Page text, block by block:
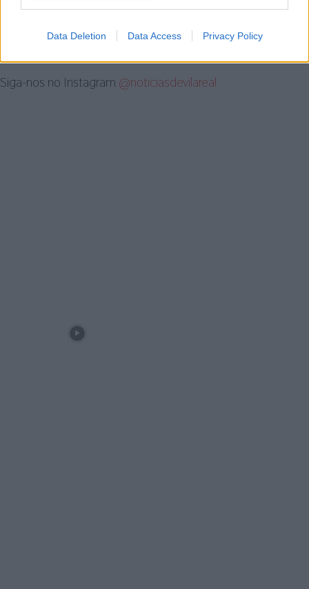
Data Deletion Data Access Privacy Policy
Siga-nos no Instagram @noticiasdevilareal